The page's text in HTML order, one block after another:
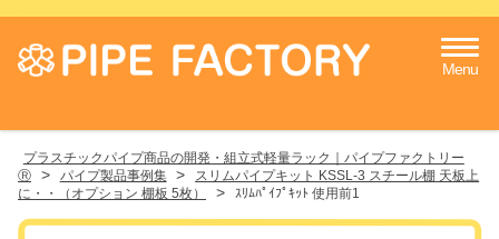
Menu
プラスチックパイプ商品の開発・組立式軽量ラック｜パイプファクトリー
Ⓡ
> パイプ製品事例集 >
スリムパイプキット KSSL-3 スチール棚 天板上
に・・（オプション 棚板 5枚）
> ｽﾘﾑﾊﾟｲﾌﾟｷｯﾄ 使用前1